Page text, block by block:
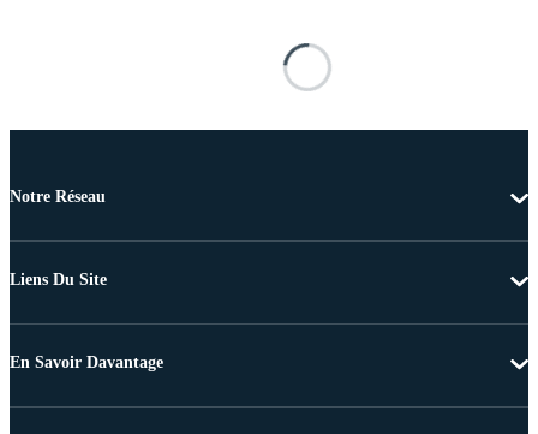
Notre Réseau
Liens Du Site
En Savoir Davantage